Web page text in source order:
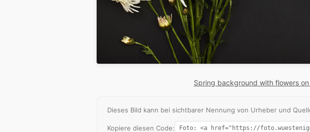
Spring background with flowers
Dieses Bild kann bei sichtbarer Nennung von Urheber und
Kopiere diesen Code: